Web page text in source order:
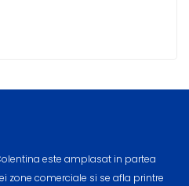
este amplasat in partea
zone comerciale si se afla printre